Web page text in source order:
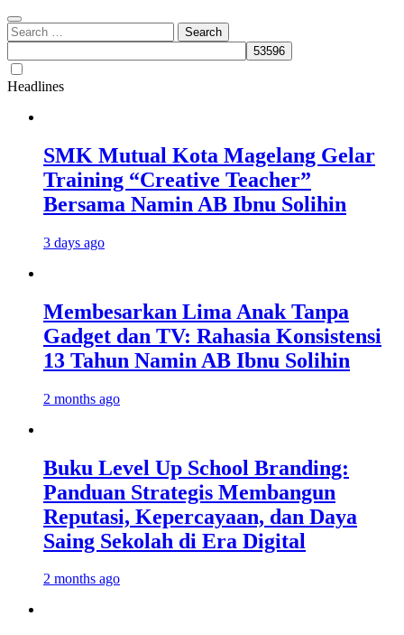
Search
for:
Headlines
SMK Mutual Kota Magelang Gelar
Training “Creative Teacher”
Bersama Namin AB Ibnu Solihin
3 days ago
Membesarkan Lima Anak Tanpa
Gadget dan TV: Rahasia Konsistensi
13 Tahun Namin AB Ibnu Solihin
2 months ago
Buku Level Up School Branding:
Panduan Strategis Membangun
Reputasi, Kepercayaan, dan Daya
Saing Sekolah di Era Digital
2 months ago